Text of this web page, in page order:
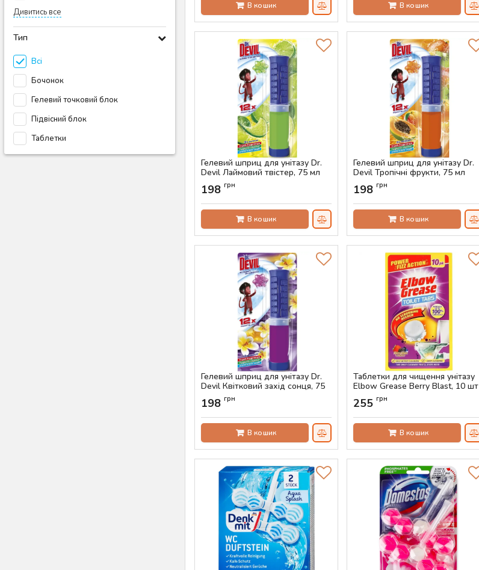
Дивитись все
Тип
Всі
Бочонок
Гелевий точковий блок
Підвісний блок
Таблетки
В кошик В кошик
Гелевий шприц для унітазу Dr.
Devil Лаймовий твістер, 75 мл
Артикул:AS-00428
198 грн
В кошик
Гелевий шприц для унітазу Dr.
Devil Тропічні фрукти, 75 мл
Артикул:AS-00427
198 грн
В кошик
Гелевий шприц для унітазу Dr.
Devil Квітковий захід сонця, 75
Артикул:
198 грн
В кошик
Таблетки для чищення унітазу
Elbow Grease Berry Blast, 10 шт
Артикул:AS-00423
255 грн
В кошик